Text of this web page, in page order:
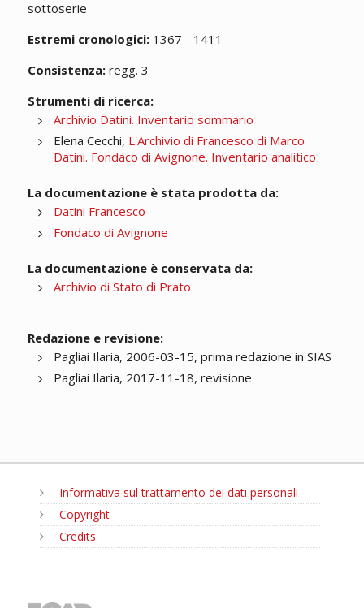
sottoserie
Estremi cronologici:1367 - 1411
Consistenza:regg. 3
Strumenti di ricerca:
Archivio Datini. Inventario sommario
Elena Cecchi, L'Archivio di Francesco di Marco
Datini. Fondaco di Avignone. Inventario analitico
La documentazione è stata prodotta da:
Datini Francesco
Fondaco di Avignone
La documentazione è conservata da:
Archivio di Stato di Prato
Redazione e revisione:
Pagliai Ilaria, 2006-03-15, prima redazione in SIAS
Pagliai Ilaria, 2017-11-18, revisione
Informativa sul trattamento dei dati personali
Copyright
Credits